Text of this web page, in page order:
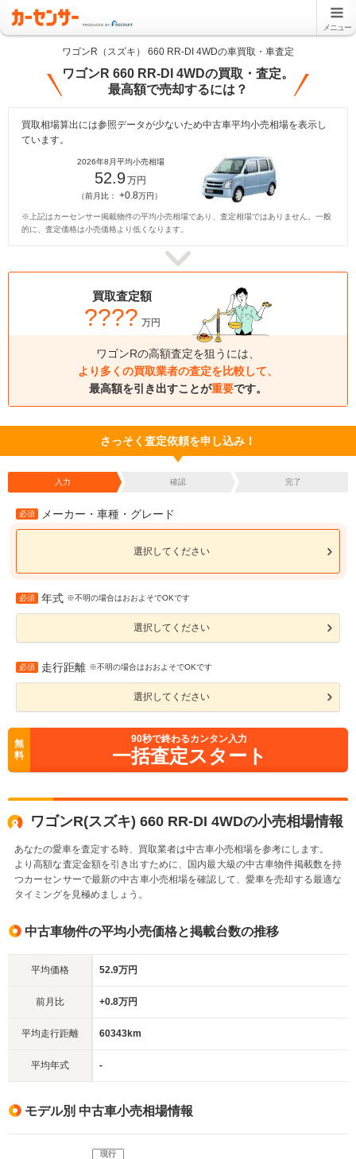
メニュー
ワゴンR（スズキ） 660 RR-DI 4WDの車買取・車査定
ワゴンR 660 RR-DI 4WDの買取・査定。
最高額で売却するには？
買取相場算出には参照データが少ないため中古車平均小売相場を表示し
ています。
2026年8月平均小売相場
52.9万円
（前月比： +0.8万円）
※上記はカーセンサー掲載物件の平均小売相場であり、査定相場ではありません。一般
的に、査定価格は小売価格より低くなります。
買取査定額
???? 万円
ワゴンRの高額査定を狙うには、
より多くの買取業者の査定を比較して、
最高額を引き出すことが重要です。
さっそく査定依頼を申し込み！
入力 確認 完了
必須 メーカー・車種・グレード
選択してください
必須 年式 ※不明の場合はおおよそでOKです
選択してください
必須 走行距離 ※不明の場合はおおよそでOKです
選択してください
無
料
90秒で終わるカンタン入力
一括査定スタート
ワゴンR(スズキ) 660 RR-DI 4WDの小売相場情報
あなたの愛車を査定する時、買取業者は中古車小売相場を参考にします。
より高額な査定金額を引き出すために、国内最大級の中古車物件掲載数を持
つカーセンサーで最新の中古車小売相場を確認して、愛車を売却する最適な
タイミングを見極めましょう。
中古車物件の平均小売価格と掲載台数の推移
平均価格 52.9万円
前月比 +0.8万円
平均走行距離 60343km
平均年式 -
モデル別 中古車小売相場情報
現行